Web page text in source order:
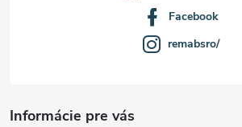
Informácie pre vás
Facebook
remabsro/